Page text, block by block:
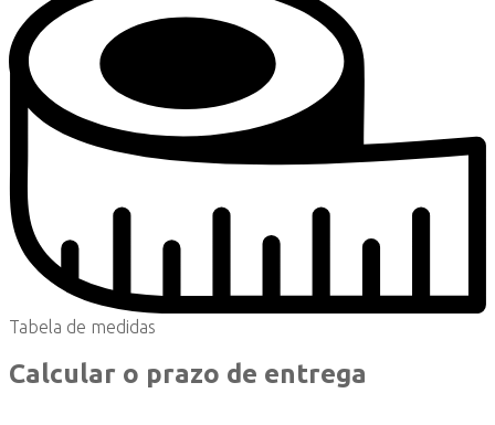
Tabela de medidas
Calcular o prazo de entrega